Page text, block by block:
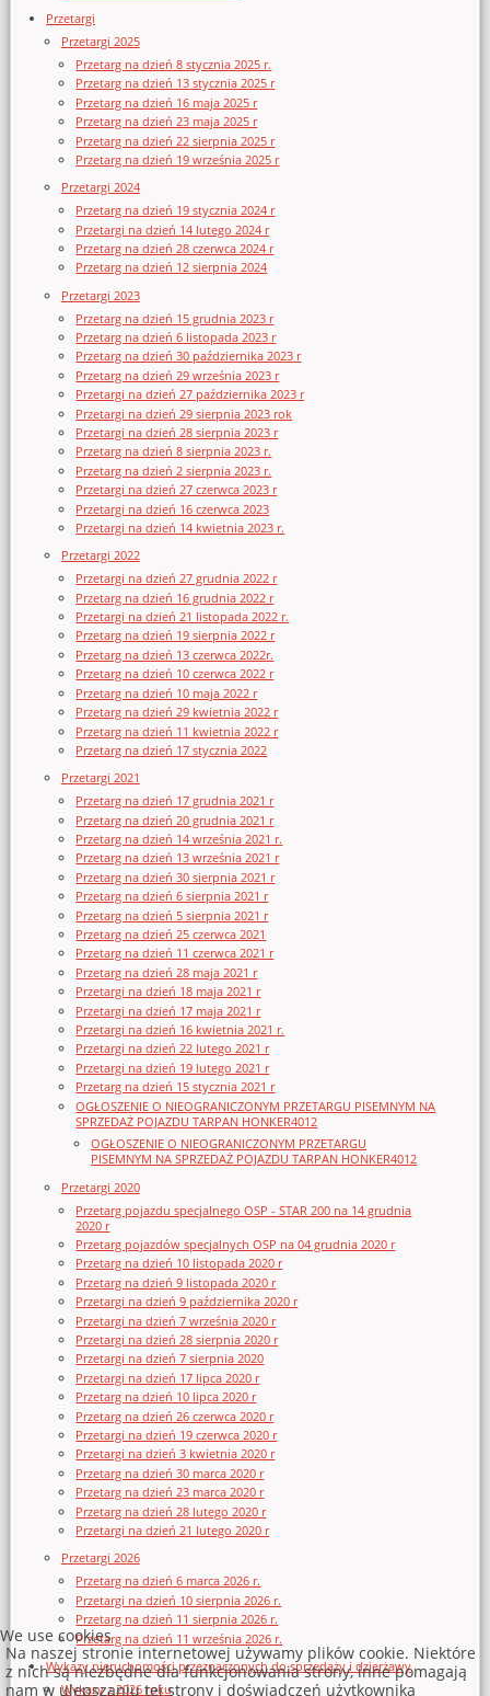
Przetargi
Przetargi 2025
Przetarg na dzień 8 stycznia 2025 r.
Przetarg na dzień 13 stycznia 2025 r
Przetarg na dzień 16 maja 2025 r
Przetarg na dzień 23 maja 2025 r
Przetarg na dzień 22 sierpnia 2025 r
Przetarg na dzień 19 września 2025 r
Przetargi 2024
Przetarg na dzień 19 stycznia 2024 r
Przetargi na dzień 14 lutego 2024 r
Przetarg na dzień 28 czerwca 2024 r
Przetarg na dzień 12 sierpnia 2024
Przetargi 2023
Przetarg na dzień 15 grudnia 2023 r
Przetarg na dzień 6 listopada 2023 r
Przetarg na dzień 30 października 2023 r
Przetarg na dzień 29 września 2023 r
Przetargi na dzień 27 października 2023 r
Przetargi na dzień 29 sierpnia 2023 rok
Przetargi na dzień 28 sierpnia 2023 r
Przetarg na dzień 8 sierpnia 2023 r.
Przetarg na dzień 2 sierpnia 2023 r.
Przetargi na dzień 27 czerwca 2023 r
Przetargi na dzień 16 czerwca 2023
Przetargi na dzień 14 kwietnia 2023 r.
Przetargi 2022
Przetargi na dzień 27 grudnia 2022 r
Przetarg na dzień 16 grudnia 2022 r
Przetargi na dzień 21 listopada 2022 r.
Przetarg na dzień 19 sierpnia 2022 r
Przetarg na dzień 13 czerwca 2022r.
Przetarg na dzień 10 czerwca 2022 r
Przetarg na dzień 10 maja 2022 r
Przetarg na dzień 29 kwietnia 2022 r
Przetarg na dzień 11 kwietnia 2022 r
Przetarg na dzień 17 stycznia 2022
Przetargi 2021
Przetarg na dzień 17 grudnia 2021 r
Przetarg na dzień 20 grudnia 2021 r
Przetarg na dzień 14 września 2021 r.
Przetarg na dzień 13 września 2021 r
Przetarg na dzień 30 sierpnia 2021 r
Przetarg na dzień 6 sierpnia 2021 r
Przetarg na dzień 5 sierpnia 2021 r
Przetarg na dzień 25 czerwca 2021
Przetarg na dzień 11 czerwca 2021 r
Przetarg na dzień 28 maja 2021 r
Przetargi na dzień 18 maja 2021 r
Przetargi na dzień 17 maja 2021 r
Przetargi na dzień 16 kwietnia 2021 r.
Przetargi na dzień 22 lutego 2021 r
Przetargi na dzień 19 lutego 2021 r
Przetarg na dzień 15 stycznia 2021 r
OGŁOSZENIE O NIEOGRANICZONYM PRZETARGU PISEMNYM NA
SPRZEDAŻ POJAZDU TARPAN HONKER4012
OGŁOSZENIE O NIEOGRANICZONYM PRZETARGU
PISEMNYM NA SPRZEDAŻ POJAZDU TARPAN HONKER4012
Przetargi 2020
Przetarg pojazdu specjalnego OSP - STAR 200 na 14 grudnia
2020 r
Przetarg pojazdów specjalnych OSP na 04 grudnia 2020 r
Przetarg na dzień 10 listopada 2020 r
Przetarg na dzień 9 listopada 2020 r
Przetargi na dzień 9 października 2020 r
Przetargi na dzień 7 września 2020 r
Przetargi na dzień 28 sierpnia 2020 r
Przetargi na dzień 7 sierpnia 2020
Przetargi na dzień 17 lipca 2020 r
Przetarg na dzień 10 lipca 2020 r
Przetarg na dzień 26 czerwca 2020 r
Przetargi na dzień 19 czerwca 2020 r
Przetargi na dzień 3 kwietnia 2020 r
Przetarg na dzień 30 marca 2020 r
Przetarg na dzień 23 marca 2020 r
Przetarg na dzień 28 lutego 2020 r
Przetargi na dzień 21 lutego 2020 r
Przetargi 2026
Przetarg na dzień 6 marca 2026 r.
Przetargi na dzień 10 sierpnia 2026 r.
Przetarg na dzień 11 sierpnia 2026 r.
Przetarg na dzień 11 września 2026 r.
Wykazy nieruchomości przeznaczonych do sprzedaży i dzierżawy
Wykazy z 2026 roku
We use cookies
Na naszej stronie internetowej używamy plików cookie. Niektóre
z nich są niezbędne dla funkcjonowania strony, inne pomagają
nam w ulepszaniu tej strony i doświadczeń użytkownika